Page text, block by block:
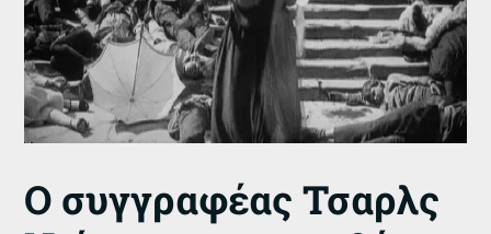
Ο συγγραφέας Τσαρλς